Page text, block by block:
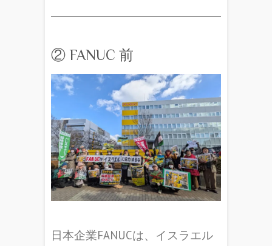
② FANUC 前
日本企業FANUCは、イスラエル